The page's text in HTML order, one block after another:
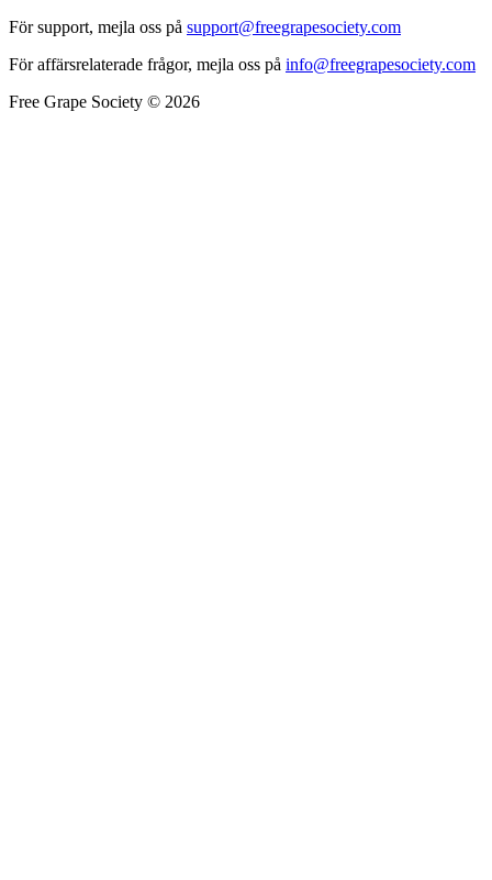
För support, mejla oss på support@freegrapesociety.com
För affärsrelaterade frågor, mejla oss på info@freegrapesociety.com
Free Grape Society © 2026